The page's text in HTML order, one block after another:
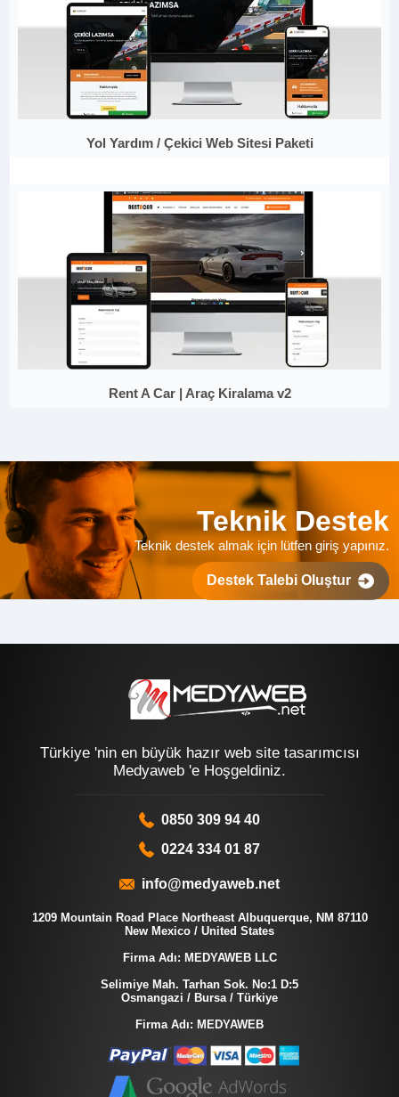
Yol Yardım / Çekici Web Sitesi Paketi
Rent A Car | Araç Kiralama v2
Teknik Destek
Teknik destek almak için lütfen giriş yapınız.
Destek Talebi Oluştur
Türkiye 'nin en büyük hazır web site tasarımcısı
Medyaweb 'e Hoşgeldiniz.
0850 309 94 40
0224 334 01 87
info@medyaweb.net
1209 Mountain Road Place Northeast Albuquerque, NM 87110
New Mexico / United States
Firma Adı: MEDYAWEB LLC
Selimiye Mah. Tarhan Sok. No:1 D:5
Osmangazi / Bursa / Türkiye
Firma Adı: MEDYAWEB